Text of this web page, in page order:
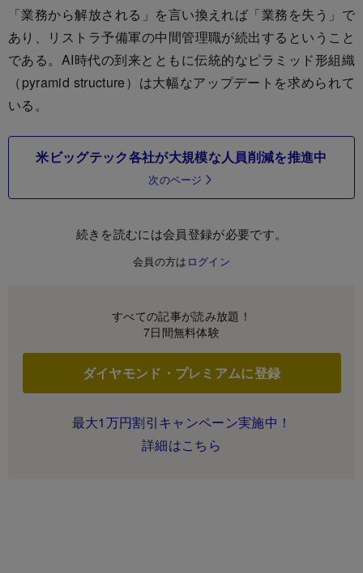
「業務から解放される」を言い換えれば「業務を失う」で
あり、リストラ予備軍の中間管理職が続出するということ
である。AI時代の到来とともに伝統的なピラミッド形組織
（pyramid structure）は大幅なアップデートを求められて
いる。
米ビッグテック各社が大規模な人員削減を推進中
次のページ
続きを読むには会員登録が必要です。
会員の方は ログイン
すべての記事が読み放題！
7日間無料体験
ダイヤモンド・プレミアムに登録
最大1万円割引キャンペーン実施中！
詳細はこちら